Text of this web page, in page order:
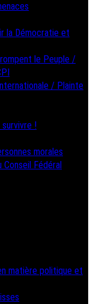
la Démocratie et
le Peuple /
/ Plainte
!
morales
Conseil Fédéral
matière politique et